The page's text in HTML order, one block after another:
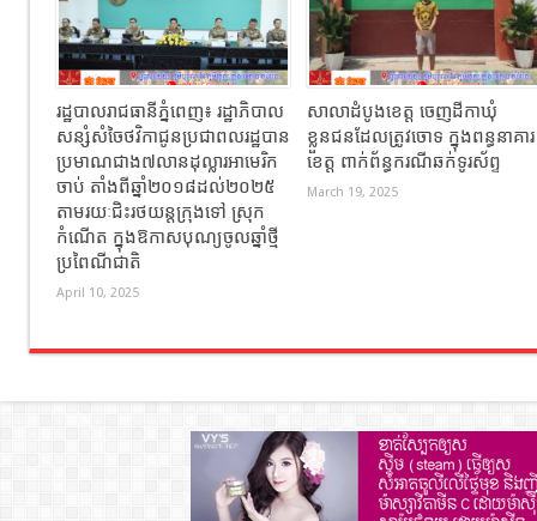
រដ្ឋបាលរាជធានីភ្នំពេញ៖ រដ្ឋាភិបាល
សន្សំសំចៃថវិកាជូនប្រជាពលរដ្ឋបាន
ប្រមាណជាង៧លានដុល្លារអាមេរិក
ចាប់ តាំងពីឆ្នាំ២០១៨ដល់២០២៥
តាមរយៈជិះរថយន្ដក្រុងទៅ ស្រុក
កំណើត ក្នុងឱកាសបុណ្យចូលឆ្នាំថ្មី
ប្រពៃណីជាតិ
April 10, 2025
សាលាដំបូងខេត្ត ចេញដីកាឃុំ
ខ្លួនជនដែលត្រូវចោទ ក្នុងពន្ធនាគារ
ខេត្ត ពាក់ព័ន្ធករណីឆក់ទូរស័ព្ទ
March 19, 2025